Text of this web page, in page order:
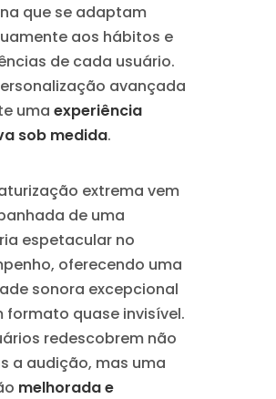
que se adaptam
aos hábitos e
de cada usuário.
avançada
uma experiência
sob medida.
extrema vem
de uma
espetacular no
oferecendo uma
sonora excepcional
formato quase invisível.
redescobrem não
a audição, mas uma
melhorada e